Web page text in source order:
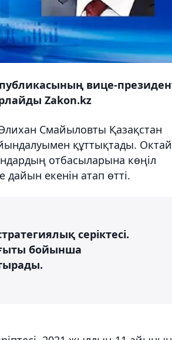
вице-
Zakon.kz
Смайыловты Қазақстан
құттықтады. Октай
отбасыларына көңіл
дайын екенін атап өтті.
серіктесі.
бойынша